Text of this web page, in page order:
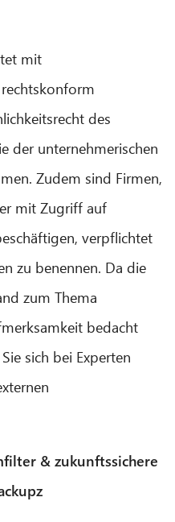
mit
des
der unternehmerischen
Zudem sind Firmen,
mit Zugriff auf
verpflichtet
zu benennen. Da die
zum Thema
bedacht
sich bei Experten
& zukunftssichere